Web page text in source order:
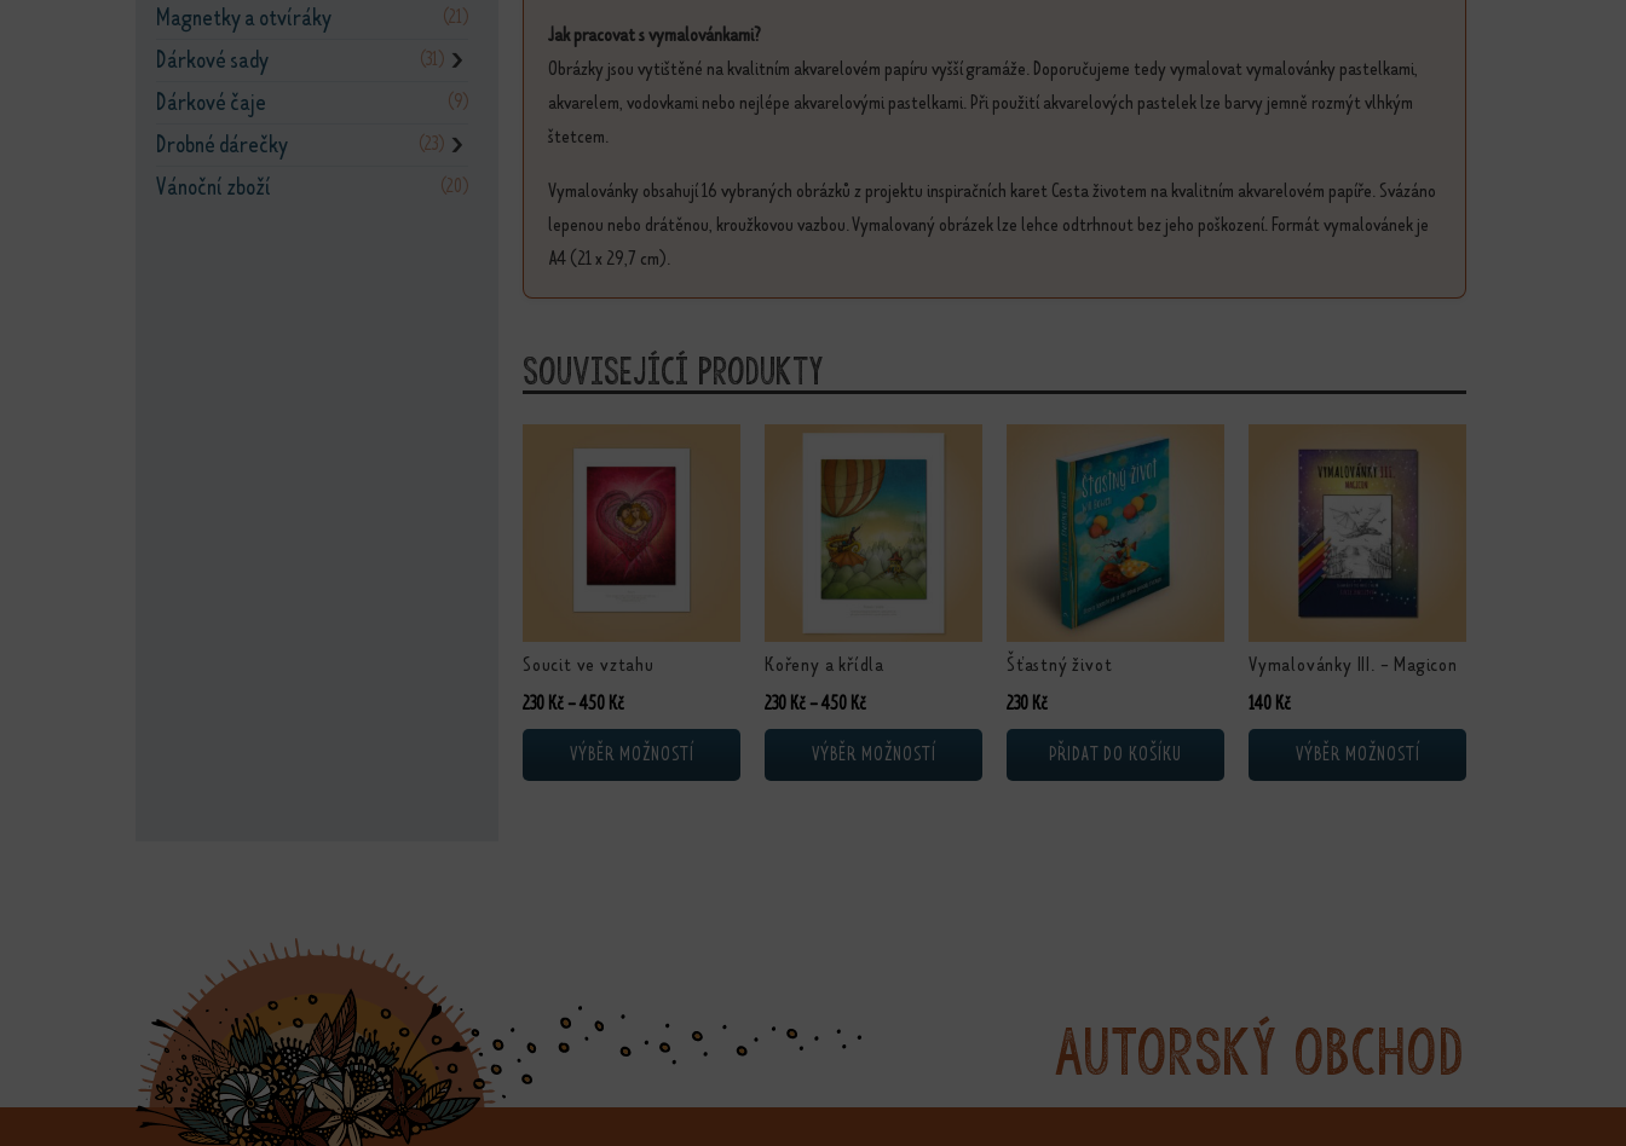
Magnetky a otvíráky (21)
Dárkové sady (31) ❯
Dárkové čaje (9)
Drobné dárečky (23) ❯
Vánoční zboží (20)
Jak pracovat s vymalovánkami?
Obrázky jsou vytištěné na kvalitním akvarelovém papíru vyšší gramáže. Doporučujeme tedy vymalovat vymalovánky pastelkami,
akvarelem, vodovkami nebo nejlépe akvarelovými pastelkami. Při použití akvarelových pastelek lze barvy jemně rozmýt vlhkým
štetcem.
Vymalovánky obsahují 16 vybraných obrázků z projektu inspiračních karet Cesta životem na kvalitním akvarelovém papíře. Svázáno
lepenou nebo drátěnou, kroužkovou vazbou. Vymalovaný obrázek lze lehce odtrhnout bez jeho poškození. Formát vymalovánek je
A4 (21 x 29,7 cm).
Související produkty
Soucit ve vztahu
230 Kč –450 KčRozpětí cen: 230 Kč až 450 Kč
VÝBĚR MOŽNOSTÍ
Tento produkt má více variant. Možnosti lze vybrat na stránce produktu
Kořeny a křídla
230 Kč –450 KčRozpětí cen: 230 Kč až 450 Kč
VÝBĚR MOŽNOSTÍ
Tento produkt má více variant. Možnosti lze vybrat na stránce produktu
Šťastný život
230 Kč
PŘIDAT DO KOŠÍKU
Vymalovánky III. - Magicon
140 Kč
VÝBĚR MOŽNOSTÍ
Autorský obchod